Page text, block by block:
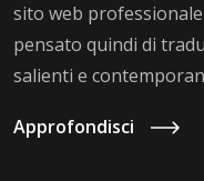
sito web
pensato quindi di
salienti e
Approfondisci